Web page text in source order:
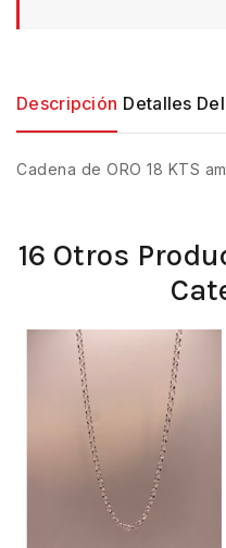
Descripción Detalles
Cadena de ORO 18 KTS
16 Otros